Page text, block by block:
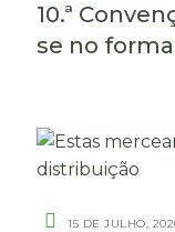
10.ª
se no
15 DE JULHO,